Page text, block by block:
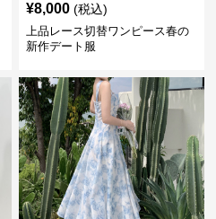
¥8,000 (税込)
上品レース切替ワンピース春の
新作デート服